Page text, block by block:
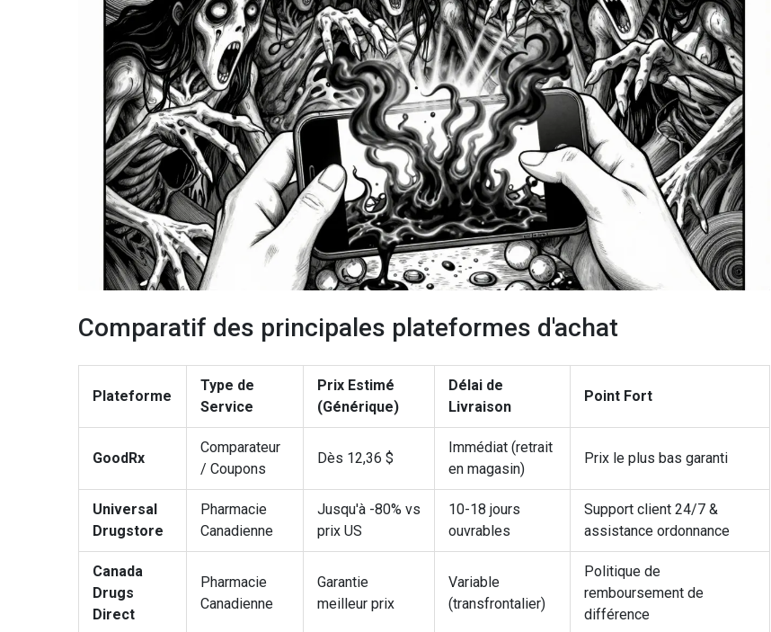
Comparatif des principales plateformes d'achat
Plateforme
Type de
Service
Prix Estimé
(Générique)
Délai de
Livraison
Point Fort
GoodRx
Comparateur
/ Coupons
Dès 12,36 $
Immédiat (retrait
en magasin)
Prix le plus bas garanti
Universal
Drugstore
Pharmacie
Canadienne
Jusqu'à -80% vs
prix US
10-18 jours
ouvrables
Support client 24/7 &
assistance ordonnance
Canada
Drugs
Direct
Pharmacie
Canadienne
Garantie
meilleur prix
Variable
(transfrontalier)
Politique de
remboursement de
différence